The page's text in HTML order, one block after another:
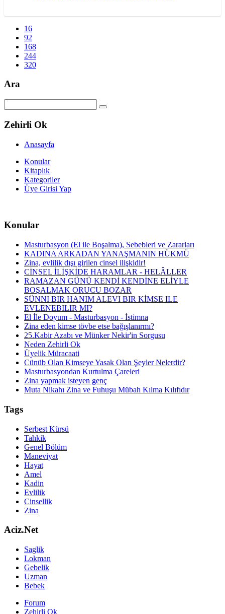
16
92
168
244
320
Ara
Zehirli Ok
Anasayfa
Konular
Kitaplık
Kategoriler
Üye Girisi Yap
Konular
Masturbasyon (El ile Boşalma), Sebebleri ve Zararları
KADINA ARKADAN YANAŞMANIN HÜKMÜ
Zina, evlilik dışı girilen cinsel ilişkidir!
CİNSEL İLİŞKİDE HARAMLAR - HELÂLLER
RAMAZAN GÜNÜ KENDİ KENDİNE ELİYLE
BOŞALMAK ORUCU BOZAR
SÜNNI BIR HANIM ALEVI BIR KİMSE ILE
EVLENEBILIR MI?
El İle Doyum - Masturbasyon - İstimna
Zina eden kimse tövbe etse bağışlanırmı?
25.Kabir Azabı ve Münker Nekir'in Sorgusu
Neden Zehirli Ok
Üyelik Müracaati
Cünüb Olan Kimseye Yasak Olan Şeyler Nelerdir?
Masturbasyondan Kurtulma Çareleri
Zina yapmak isteyen genç
Muta Nikahı Zina ve Fuhuşu Mübah Kılma Kılıfıdır
Tags
Serbest Kürsü
Tahkik
Genel Bölüm
Maneviyat
Hayat
Amel
Kadin
Evlilik
Cinsellik
Zina
Aciz.Net
Saglik
Lokman
Gebelik
Uzman
Bebek
Forum
Zehirli Ok